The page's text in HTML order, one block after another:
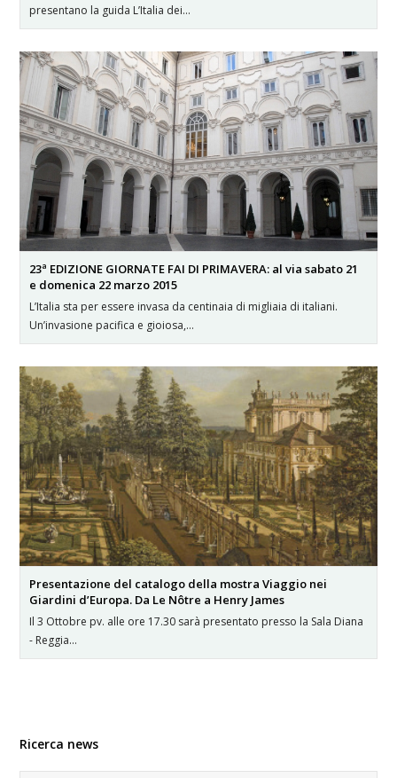
presentano la guida L’Italia dei…
23ª EDIZIONE GIORNATE FAI DI PRIMAVERA: al via sabato 21
e domenica 22 marzo 2015
L’Italia sta per essere invasa da centinaia di migliaia di italiani.
Un’invasione pacifica e gioiosa,…
Presentazione del catalogo della mostra Viaggio nei
Giardini d’Europa. Da Le Nôtre a Henry James
Il 3 Ottobre pv. alle ore 17.30 sarà presentato presso la Sala Diana
- Reggia…
Ricerca news